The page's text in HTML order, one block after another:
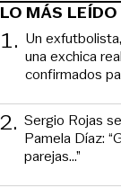
LO MÁS LEÍDO
1. Un
una exchica
confirmados
2. Sergio Rojas
Pamela Díaz:
parejas…”